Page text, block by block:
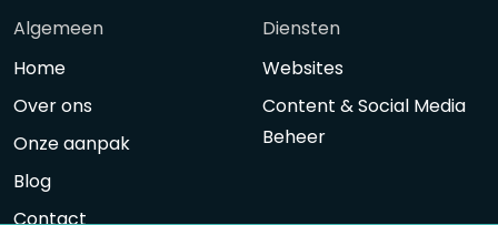
Algemeen
Home
Over ons
Onze aanpak
Blog
Contact
Diensten
Websites
Content & Social Media
Beheer